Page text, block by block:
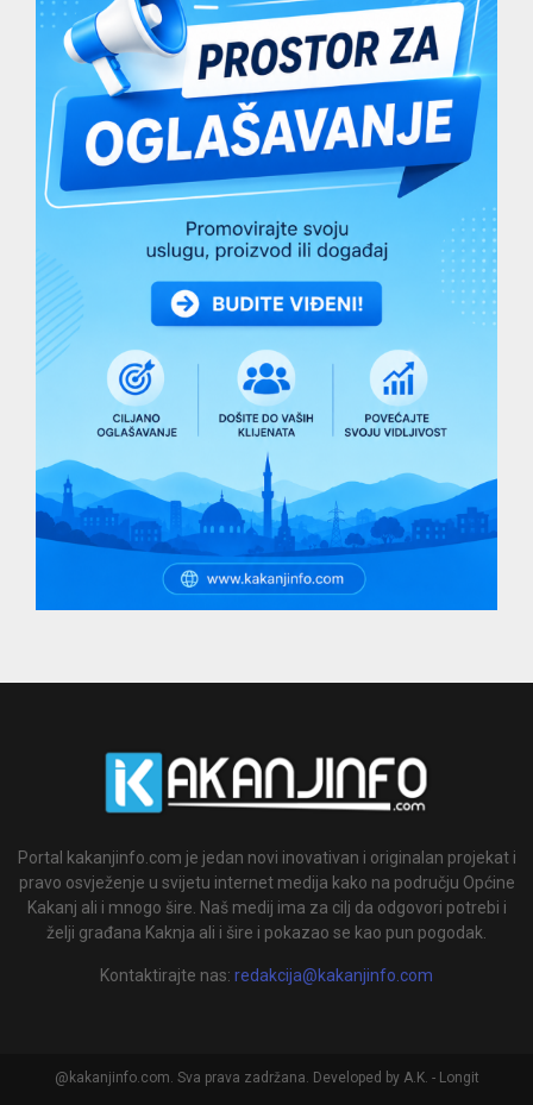
Portal kakanjinfo.com je jedan novi inovativan i originalan projekat i
pravo osvježenje u svijetu internet medija kako na području Općine
Kakanj ali i mnogo šire. Naš medij ima za cilj da odgovori potrebi i
želji građana Kaknja ali i šire i pokazao se kao pun pogodak.
Kontaktirajte nas: redakcija@kakanjinfo.com
@kakanjinfo.com. Sva prava zadržana. Developed by A.K. - Longit